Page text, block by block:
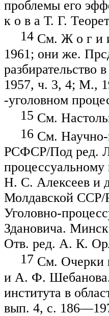
проблемы его
к о в а Т. Г.
14 См. Ж о г и
1961; они же.
1957, ч. 3, 4; М.,
-уголовном
15 См.
16 См. Научно-
РСФСР/Под ред.
Н. С. Алексеев и
Молдавской
Уголовно-
Здановича.
Отв. ред. А. К.
17 См. Очерки
и А. Ф. Шебанова
института в
вып. 4, с.